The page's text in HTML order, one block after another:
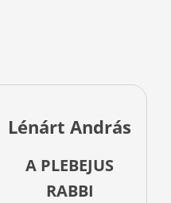
Lénárt András
A PLEBEJUS
RABBI